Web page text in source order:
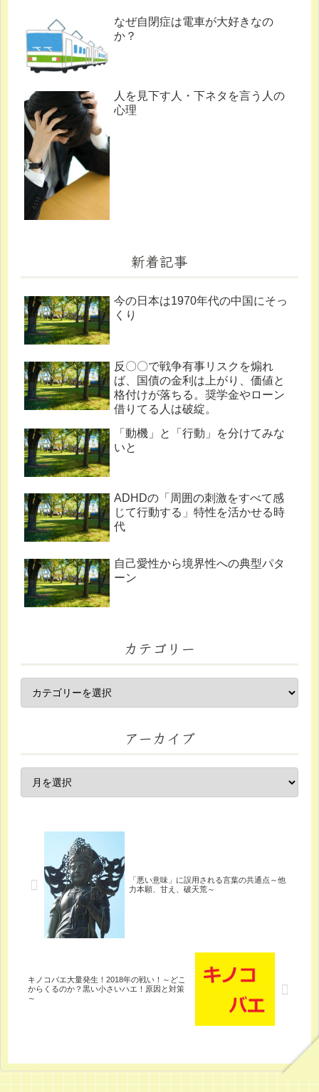
なぜ自閉症は電車が大好きなの
か？
人を見下す人・下ネタを言う人の
心理
新着記事
今の日本は1970年代の中国にそっ
くり
反〇〇で戦争有事リスクを煽れ
ば、国債の金利は上がり、価値と
格付けが落ちる。奨学金やローン
借りてる人は破綻。
「動機」と「行動」を分けてみな
いと
ADHDの「周囲の刺激をすべて感
じて行動する」特性を活かせる時
代
自己愛性から境界性への典型パタ
ーン
カテゴリー
アーカイブ
「悪い意味」に誤用される言葉の共通点～他
力本願、甘え、破天荒～
キノコバエ大量発生！2018年の戦い！～どこ
からくるのか？黒い小さいハエ！原因と対策
～